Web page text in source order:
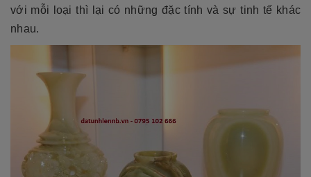
với mỗi loại thì lại có những đặc tính và sự tinh tế khác
nhau.